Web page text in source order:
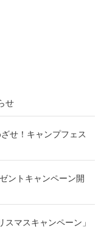
せ
せ！キャンプフェス
ントキャンペーン開
マスキャンペーン」